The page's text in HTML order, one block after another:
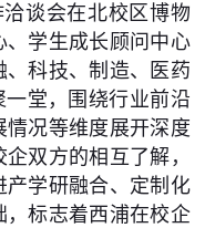
谈会在北校区博物
学生成长顾问中心
科技、制造、医药
堂，围绕行业前沿
况等维度展开深度
双方的相互了解，
学研融合、定制化
标志着西浦在校企